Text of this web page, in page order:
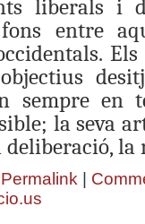
liberals i
entre
sempre en
la seva
deliberació,
Permalink